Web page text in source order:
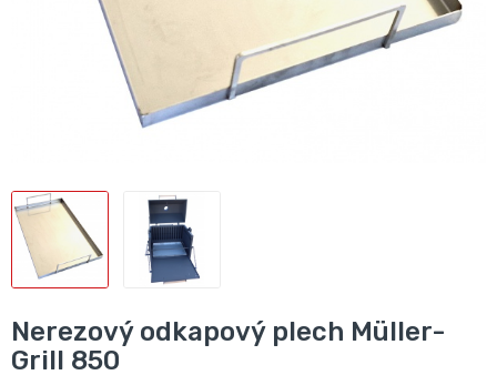
Nerezový odkapový plech Müller-
Grill 850